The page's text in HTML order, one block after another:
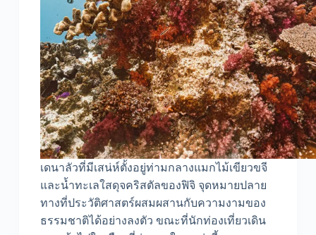
เดนาลัวที่มีเสน่ห์ตั้งอยู่ท่ามกลางแมกไม้เขียวขจี
และน้ำทะเลใสดุจคริสตัลของฟิจิ จุดหมายปลาย
ทางที่ประวัติศาสตร์ผสมผสานกับความงามของ
ธรรมชาติได้อย่างลงตัว ขณะที่นักท่องเที่ยวเดิน